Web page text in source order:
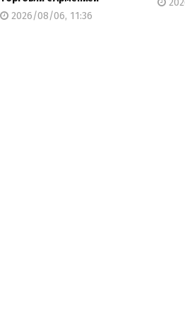
2026/08/06, 11:36